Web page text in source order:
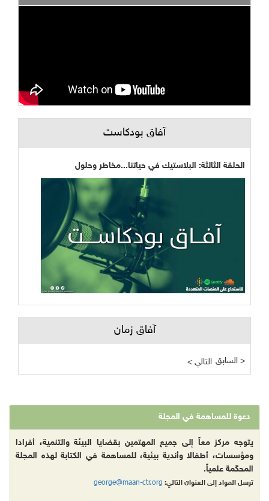
آفاق بودكاست
الحلقة الثالثة: البلاستيك في حياتنا...مخاطر وحلول
آفاق زمان
< التالي السابق >
دعوة للمساهمة في المجلة
يتوجه مركز معاً إلى جميع المهتمين بقضايا البيئة والتنمية، أفرادا
ومؤسسات، أطفالا وأندية بيئية، للمساهمة في الكتابة لهذه المجلة
المحكّمة علمياً.
ترسل المواد إلى العنوان التالي: george@maan-ctr.org